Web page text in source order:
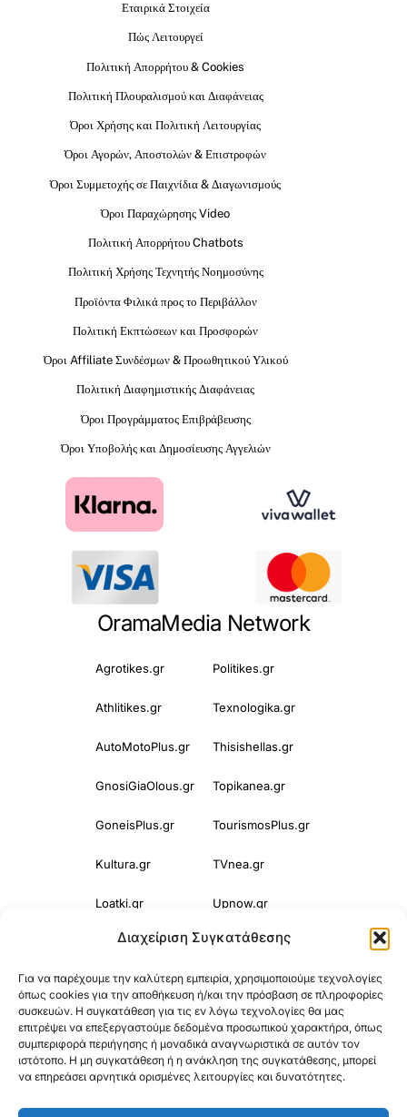
Διαχείριση Συγκατάθεσης
Για να παρέχουμε την καλύτερη εμπειρία, χρησιμοποιούμε τεχνολογίες
όπως cookies για την αποθήκευση ή/και την πρόσβαση σε πληροφορίες
συσκευών. Η συγκατάθεση για τις εν λόγω τεχνολογίες θα μας
επιτρέψει να επεξεργαστούμε δεδομένα προσωπικού χαρακτήρα, όπως
συμπεριφορά περιήγησης ή μοναδικά αναγνωριστικά σε αυτόν τον
ιστότοπο. Η μη συγκατάθεση ή η ανάκληση της συγκατάθεσης, μπορεί
να επηρεάσει αρνητικά ορισμένες λειτουργίες και δυνατότητες.
Εταιρικά Στοιχεία
Πώς Λειτουργεί
Πολιτική Απορρήτου & Cookies
Πολιτική Πλουραλισμού και Διαφάνειας
Όροι Χρήσης και Πολιτική Λειτουργίας
Όροι Αγορών, Αποστολών & Επιστροφών
Όροι Συμμετοχής σε Παιχνίδια & Διαγωνισμούς
Όροι Παραχώρησης Video
Πολιτική Απορρήτου Chatbots
Πολιτική Χρήσης Τεχνητής Νοημοσύνης
Προϊόντα Φιλικά προς το Περιβάλλον
Πολιτική Εκπτώσεων και Προσφορών
Όροι Affiliate Συνδέσμων & Προωθητικού Υλικού
Πολιτική Διαφημιστικής Διαφάνειας
Όροι Προγράμματος Επιβράβευσης
Όροι Υποβολής και Δημοσίευσης Αγγελιών
OramaMedia Network
Agrotikes.gr Politikes.gr
Athlitikes.gr Texnologika.gr
AutoMotoPlus.gr Thisishellas.gr
GnosiGiaOlous.gr Topikanea.gr
GoneisPlus.gr TourismosPlus.gr
Kultura.gr TVnea.gr
Loatki.gr Upnow.gr
Loveis.gr VresSyntages.gr
ModernaGynaika.gr Xristianika.gr
OikonomiaPlus.gr ZoumeKalytera.gr
Oikotropia.gr ZoumeSpiti.gr